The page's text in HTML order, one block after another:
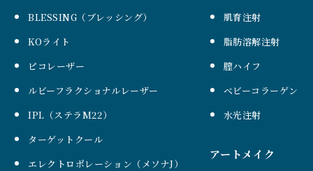
BLESSING（ブレッシング）
KOライト
ピコレーザー
ルビーフラクショナルレーザー
IPL（ステラM22）
ターゲットクール
エレクトロポレーション（メソナJ）
肌育注射
脂肪溶解注射
膣ハイフ
ベビーコラーゲン
水光注射
アートメイク